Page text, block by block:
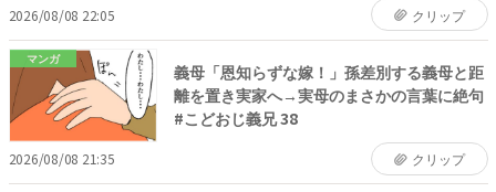
2026/08/08 22:05 クリップ
マンガ
義母「恩知らずな嫁！」孫差別する義母と距
離を置き実家へ→実母のまさかの言葉に絶句
#こどおじ義兄 38
2026/08/08 21:35 クリップ